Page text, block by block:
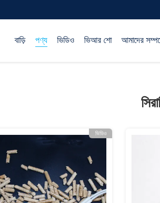
বাড়ি পণ্য ভিডিও ভিআর শো আমাদের
ভিডিও